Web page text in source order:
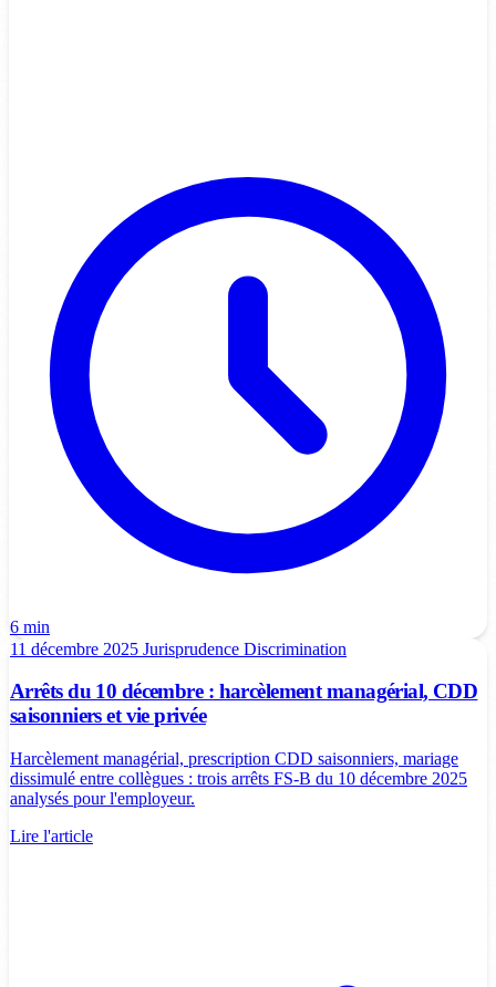
6 min
11 décembre 2025 Jurisprudence Discrimination
Arrêts du 10 décembre : harcèlement managérial, CDD
saisonniers et vie privée
Harcèlement managérial, prescription CDD saisonniers, mariage
dissimulé entre collègues : trois arrêts FS-B du 10 décembre 2025
analysés pour l'employeur.
Lire l'article